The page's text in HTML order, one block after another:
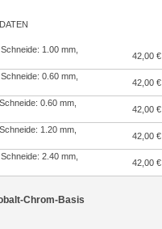
1.00 mm,
42,00 €
0.60 mm,
42,00 €
0.60 mm,
42,00 €
1.20 mm,
42,00 €
2.40 mm,
42,00 €
Chrom-Basis